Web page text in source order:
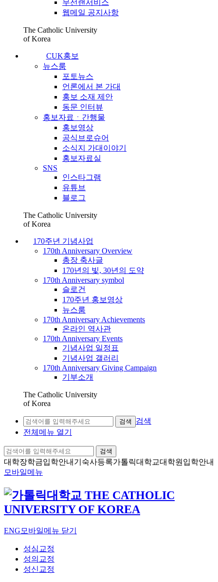
무선랜서비스
웹메일 공지사항
The Catholic University
of Korea
CUK홍보
뉴스룸
포토뉴스
언론에서 본 가대
홍보 소재 제안
동문 인터뷰
홍보자료ㆍ간행물
홍보영상
공식브로슈어
소식지 가대이야기
홍보자료실
SNS
인스타그램
유튜브
블로그
The Catholic University
of Korea
170주년 기념사업
170th Anniversary Overview
총장 축사글
170년의 빛, 30년의 도약
170th Anniversary symbol
슬로건
170주년 홍보영상
뉴스룸
170th Anniversary Achievements
온라인 역사관
170th Anniversary Events
기념사업 일정표
기념사업 갤러리
170th Anniversary Giving Campaign
기부소개
The Catholic University
of Korea
검색
검색
전체메뉴 열기
검색
대학장학금입학안내 기숙사등록가톨릭대학교대학원입학안내
모바일메뉴
ENG 모바일메뉴 닫기
성심교정
성의교정
성신교정